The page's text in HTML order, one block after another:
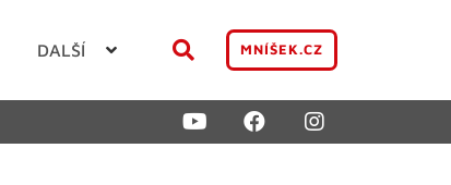
DALŠÍ MNÍŠEK.CZ